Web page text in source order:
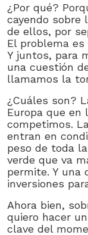
¿Por qué?
cayendo sobre
de ellos, por
El problema
Y juntos, para
una cuestión
llamamos la
¿Cuáles son?
Europa que en
competimos.
entran en
peso de toda
verde que va
permite. Y una
inversiones
Ahora bien,
quiero hacer
clave del